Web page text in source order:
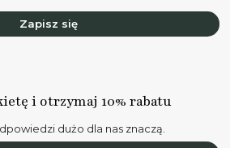
Zapisz się
i otrzymaj 10% rabatu
dużo dla nas znaczą.